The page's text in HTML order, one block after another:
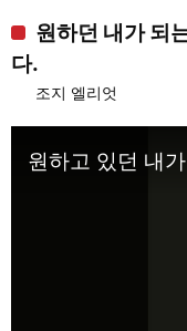
원하던 내가 되
다.
조지 엘리엇
원하고 있던 내